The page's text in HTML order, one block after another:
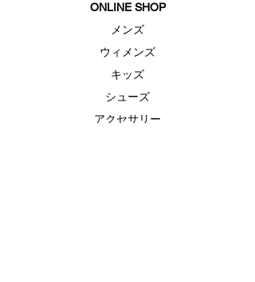
ONLINE SHOP
メンズ
ウィメンズ
キッズ
シューズ
アクセサリー